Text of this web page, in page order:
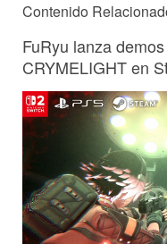
Contenido
FuRyu lanza
CRYMELIGHT en